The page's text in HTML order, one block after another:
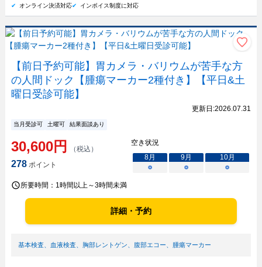
オンライン決済対応 インボイス制度に対応
【前日予約可能】胃カメラ・バリウムが苦手な方
の人間ドック【腫瘍マーカー2種付き】【平日&土
曜日受診可能】
更新日:2026.07.31
当月受診可 土曜可 結果面談あり
30,600円 （税込）
278ポイント
空き状況
8月 9月 10月
○
○ ○
所要時間： 1時間以上～3時間未満
詳細・予約
基本検査、 血液検査、 胸部レントゲン 腹部エコー 腫瘍マーカー